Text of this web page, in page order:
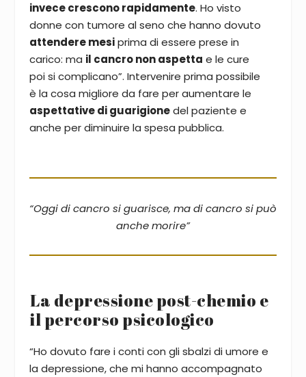
invece crescono rapidamente. Ho visto
donne con tumore al seno che hanno dovuto
attendere mesiprima di essere prese in
carico: ma il cancro non aspetta e le cure
poi si complicano”. Intervenire prima possibile
è la cosa migliore da fare per aumentare le
aspettative di guarigionedel paziente e
anche per diminuire la spesa pubblica.
“Oggi di cancro si guarisce, ma di cancro si può
anche morire”
La depressione post-chemio e
il percorso psicologico
“Ho dovuto fare i conti con gli sbalzi di umore e
la depressione, che mi hanno accompagnato